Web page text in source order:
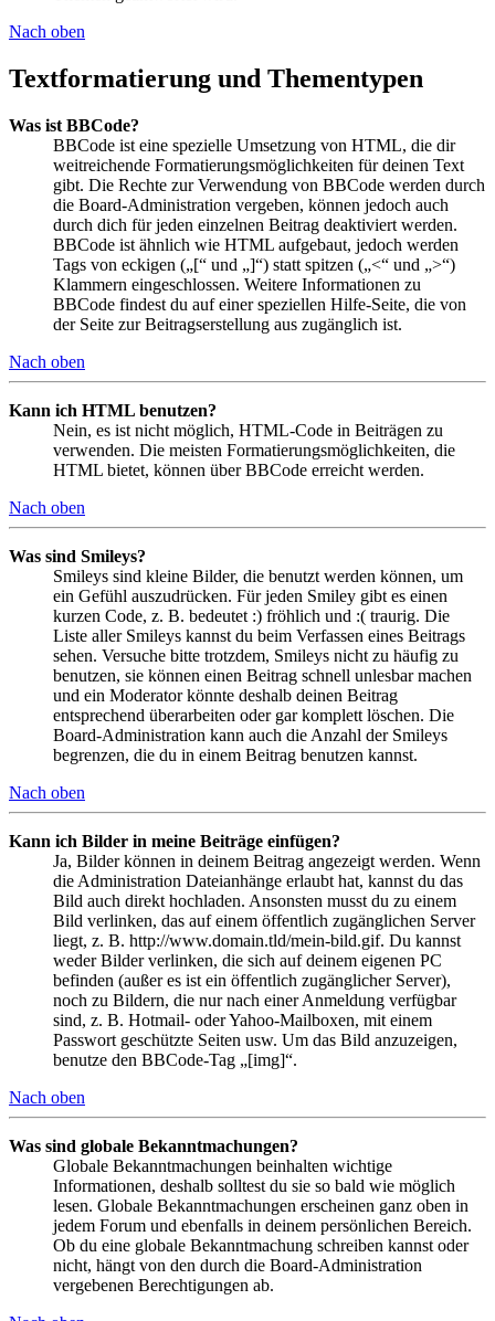
Nach oben
Textformatierung und Thementypen
Was ist BBCode?
BBCode ist eine spezielle Umsetzung von HTML, die dir
weitreichende Formatierungsmöglichkeiten für deinen Text
gibt. Die Rechte zur Verwendung von BBCode werden durch
die Board-Administration vergeben, können jedoch auch
durch dich für jeden einzelnen Beitrag deaktiviert werden.
BBCode ist ähnlich wie HTML aufgebaut, jedoch werden
Tags von eckigen („[“ und „]“) statt spitzen („<“ und „>“)
Klammern eingeschlossen. Weitere Informationen zu
BBCode findest du auf einer speziellen Hilfe-Seite, die von
der Seite zur Beitragserstellung aus zugänglich ist.
Nach oben
Kann ich HTML benutzen?
Nein, es ist nicht möglich, HTML-Code in Beiträgen zu
verwenden. Die meisten Formatierungsmöglichkeiten, die
HTML bietet, können über BBCode erreicht werden.
Nach oben
Was sind Smileys?
Smileys sind kleine Bilder, die benutzt werden können, um
ein Gefühl auszudrücken. Für jeden Smiley gibt es einen
kurzen Code, z. B. bedeutet :) fröhlich und :( traurig. Die
Liste aller Smileys kannst du beim Verfassen eines Beitrags
sehen. Versuche bitte trotzdem, Smileys nicht zu häufig zu
benutzen, sie können einen Beitrag schnell unlesbar machen
und ein Moderator könnte deshalb deinen Beitrag
entsprechend überarbeiten oder gar komplett löschen. Die
Board-Administration kann auch die Anzahl der Smileys
begrenzen, die du in einem Beitrag benutzen kannst.
Nach oben
Kann ich Bilder in meine Beiträge einfügen?
Ja, Bilder können in deinem Beitrag angezeigt werden. Wenn
die Administration Dateianhänge erlaubt hat, kannst du das
Bild auch direkt hochladen. Ansonsten musst du zu einem
Bild verlinken, das auf einem öffentlich zugänglichen Server
liegt, z. B. http://www.domain.tld/mein-bild.gif. Du kannst
weder Bilder verlinken, die sich auf deinem eigenen PC
befinden (außer es ist ein öffentlich zugänglicher Server),
noch zu Bildern, die nur nach einer Anmeldung verfügbar
sind, z. B. Hotmail- oder Yahoo-Mailboxen, mit einem
Passwort geschützte Seiten usw. Um das Bild anzuzeigen,
benutze den BBCode-Tag „[img]“.
Nach oben
Was sind globale Bekanntmachungen?
Globale Bekanntmachungen beinhalten wichtige
Informationen, deshalb solltest du sie so bald wie möglich
lesen. Globale Bekanntmachungen erscheinen ganz oben in
jedem Forum und ebenfalls in deinem persönlichen Bereich.
Ob du eine globale Bekanntmachung schreiben kannst oder
nicht, hängt von den durch die Board-Administration
vergebenen Berechtigungen ab.